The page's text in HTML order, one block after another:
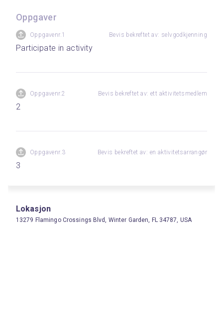
Oppgaver
Oppgavenr.1 Bevis bekreftet av: selvgodkjenning
Participate in activity
Oppgavenr.2 Bevis bekreftet av: ett aktivitetsmedlem
2
Oppgavenr.3 Bevis bekreftet av: en aktivitetsarrangør
3
Lokasjon
13279 Flamingo Crossings Blvd, Winter Garden, FL 34787, USA